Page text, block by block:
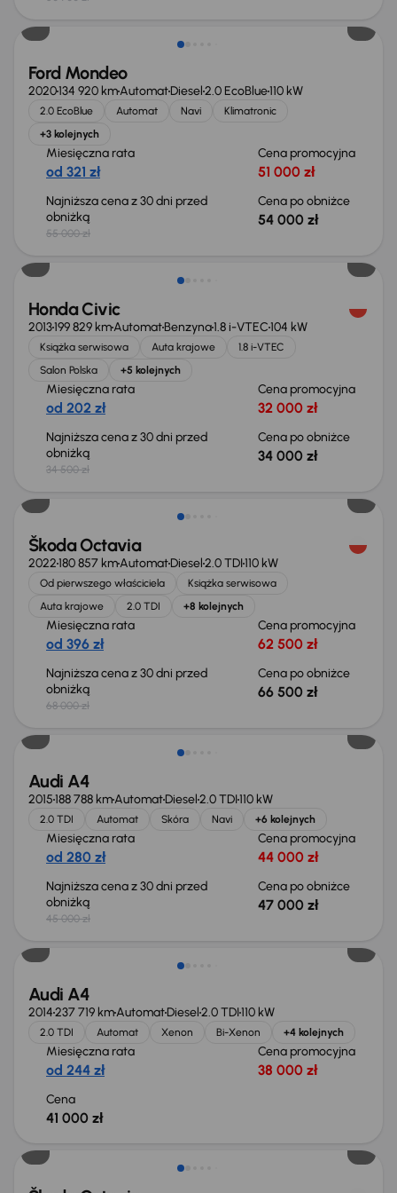
Taniej o 1 000 zł
Ford Mondeo
2020134 920 kmAutomatDiesel2.0 EcoBlue110 kW
2.0 EcoBlue Automat Navi
Klimatronic
+3 kolejnych
Miesięczna rata
od 321 zł
Cena promocyjna
51 000 zł
Najniższa cena z 30 dni przed
obniżką
55 000 zł
Cena po obniżce
54 000 zł
Taniej o 500 zł
Honda Civic
2013199 829 kmAutomatBenzyna1.8 i-VTEC104 kW
Książka serwisowa Auta krajowe
1.8 i-VTEC
Salon Polska
+5 kolejnych
Miesięczna rata
od 202 zł
Cena promocyjna
32 000 zł
Najniższa cena z 30 dni przed
obniżką
34 500 zł
Cena po obniżce
34 000 zł
Świeżo skupione
Škoda Octavia
2022180 857 kmAutomatDiesel2.0 TDI110 kW
Od pierwszego właściciela
Książka serwisowa
Auta krajowe
2.0 TDI +8 kolejnych
Miesięczna rata
od 396 zł
Cena promocyjna
62 500 zł
Najniższa cena z 30 dni przed
obniżką
68 000 zł
Cena po obniżce
66 500 zł
Audi A4
2015188 788 kmAutomatDiesel2.0 TDI110 kW
2.0 TDI Automat Skóra Navi +6 kolejnych
Miesięczna rata
od 280 zł
Cena promocyjna
44 000 zł
Najniższa cena z 30 dni przed
obniżką
45 000 zł
Cena po obniżce
47 000 zł
Audi A4
2014237 719 kmAutomatDiesel2.0 TDI110 kW
2.0 TDI Automat Xenon Bi-Xenon +4 kolejnych
Miesięczna rata
od 244 zł
Cena promocyjna
38 000 zł
Cena
41 000 zł